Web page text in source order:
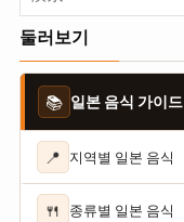
둘러보기
📚 일본 음식 가이드
📍 지역별 일본 음식
🍴 종류별 일본 음식